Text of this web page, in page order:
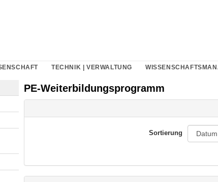
TECHNIK | VERWALTUNG
PE-Weiterbildungsprogramm
Sortierung